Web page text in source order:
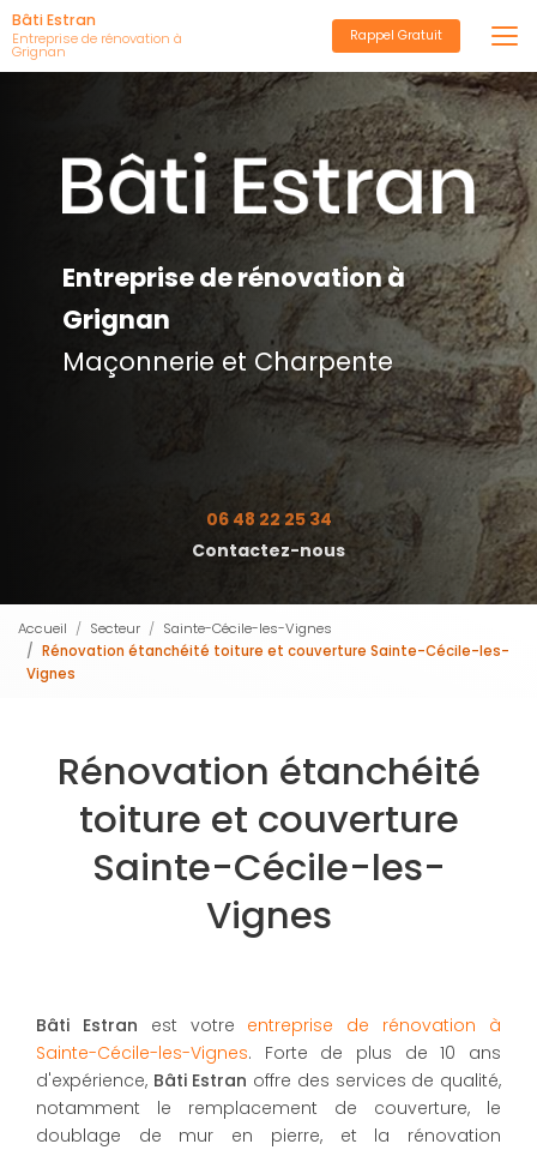
Aller
au
contenu
Bâti Estran
Entreprise de rénovation à
Grignan
Rappel Gratuit
Entreprise de rénovation à
Grignan
Maçonnerie et Charpente
06 48 22 25 34
Contactez-nous
Accueil Secteur
Sainte-Cécile-les-Vignes
Rénovation étanchéité toiture et couverture Sainte-Cécile-les-
Vignes
Rénovation étanchéité
toiture et couverture
Sainte-Cécile-les-
Vignes
Bâti Estran est votre entreprise de rénovation à
Sainte-Cécile-les-Vignes. Forte de plus de 10 ans
d'expérience, Bâti Estran offre des services de qualité,
notamment le remplacement de couverture, le
doublage de mur en pierre, et la rénovation